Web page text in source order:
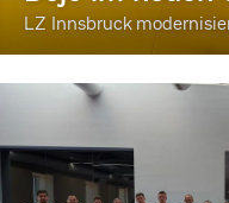
LZ Innsbruck